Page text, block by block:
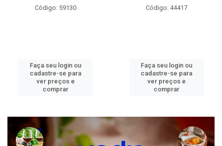
Código: 59130
Faça seu login ou
cadastre-se para
ver preços e
comprar
Código: 44417
Faça seu login ou
cadastre-se para
ver preços e
comprar